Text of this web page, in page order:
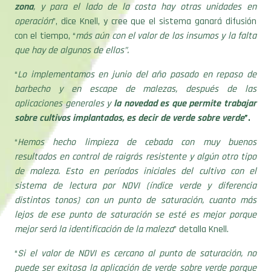
zona, y para el lado de la costa hay otras unidades en
operación”, dice Knell, y cree que el sistema ganará difusión
con el tiempo, “más aún con el valor de los insumos y la falta
que hay de algunos de ellos”.
“Lo implementamos en junio del año pasado en repaso de
barbecho y en escape de malezas, después de las
aplicaciones generales yla novedad es que permite trabajar
sobre cultivos implantados, es decir de verde sobre verde”.
“Hemos hecho limpieza de cebada con muy buenos
resultados en control de raigrás resistente y algún otro tipo
de maleza. Esto en períodos iniciales del cultivo con el
sistema de lectura por NDVI (índice verde y diferencia
distintos tonos) con un punto de saturación, cuanto más
lejos de ese punto de saturación se esté es mejor porque
mejor será la identificación de la maleza” detalla Knell.
“Si el valor de NDVI es cercano al punto de saturación, no
puede ser exitosa la aplicación de verde sobre verde porque